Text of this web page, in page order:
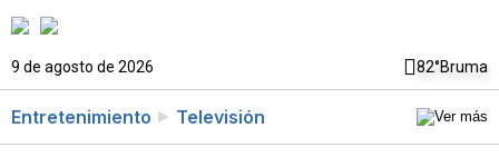
9 de agosto de 2026 82°Bruma
Entretenimiento Televisión